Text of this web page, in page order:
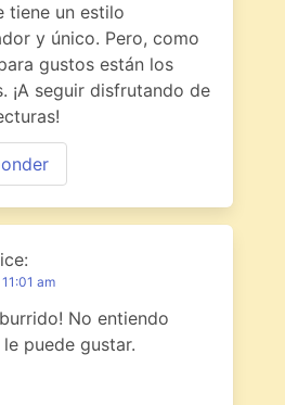
tiene un estilo
y único. Pero, como
gustos están los
¡A seguir disfrutando de
am
No entiendo
puede gustar.